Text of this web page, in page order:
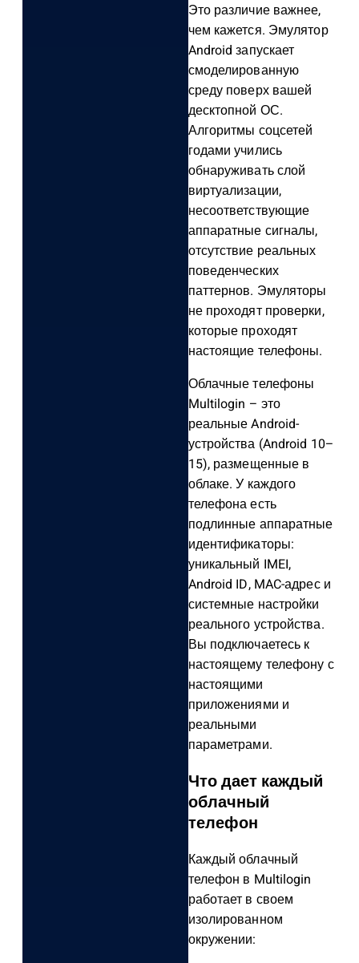
Это различие важнее,
чем кажется. Эмулятор
Android запускает
смоделированную
среду поверх вашей
десктопной ОС.
Алгоритмы соцсетей
годами учились
обнаруживать слой
виртуализации,
несоответствующие
аппаратные сигналы,
отсутствие реальных
поведенческих
паттернов. Эмуляторы
не проходят проверки,
которые проходят
настоящие телефоны.
Облачные телефоны
Multilogin – это
реальные Android-
устройства (Android 10–
15), размещенные в
облаке. У каждого
телефона есть
подлинные аппаратные
идентификаторы:
уникальный IMEI,
Android ID, MAC-адрес и
системные настройки
реального устройства.
Вы подключаетесь к
настоящему телефону с
настоящими
приложениями и
реальными
параметрами.
Что дает каждый
облачный
телефон
Каждый облачный
телефон в Multilogin
работает в своем
изолированном
окружении: